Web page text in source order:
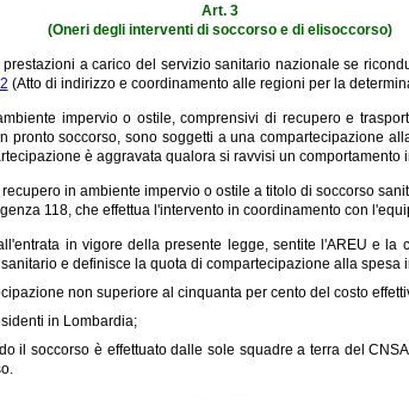
Art. 3
(Oneri degli interventi di soccorso e di elisoccorso)
a carico del servizio sanitario nazionale se
(Atto di indirizzo e coordinamento alle regioni per la
impervio o ostile, comprensivi di recupero e
pronto soccorso, sono soggetti a una compartecipazione
è aggravata qualora si ravvisi un comportamento
in ambiente impervio o ostile a titolo di soccorso
118, che effettua l'intervento in coordinamento con
in vigore della presente legge, sentite l'AREU e la
e definisce la quota di compartecipazione alla spesa
non superiore al cinquanta per cento del costo
in Lombardia;
il soccorso è effettuato dalle sole squadre a terra del